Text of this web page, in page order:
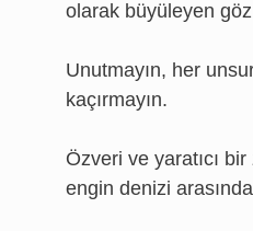
olarak büyüleyen göz
Unutmayın, her
kaçırmayın.
Özveri ve yaratıcı
engin denizi